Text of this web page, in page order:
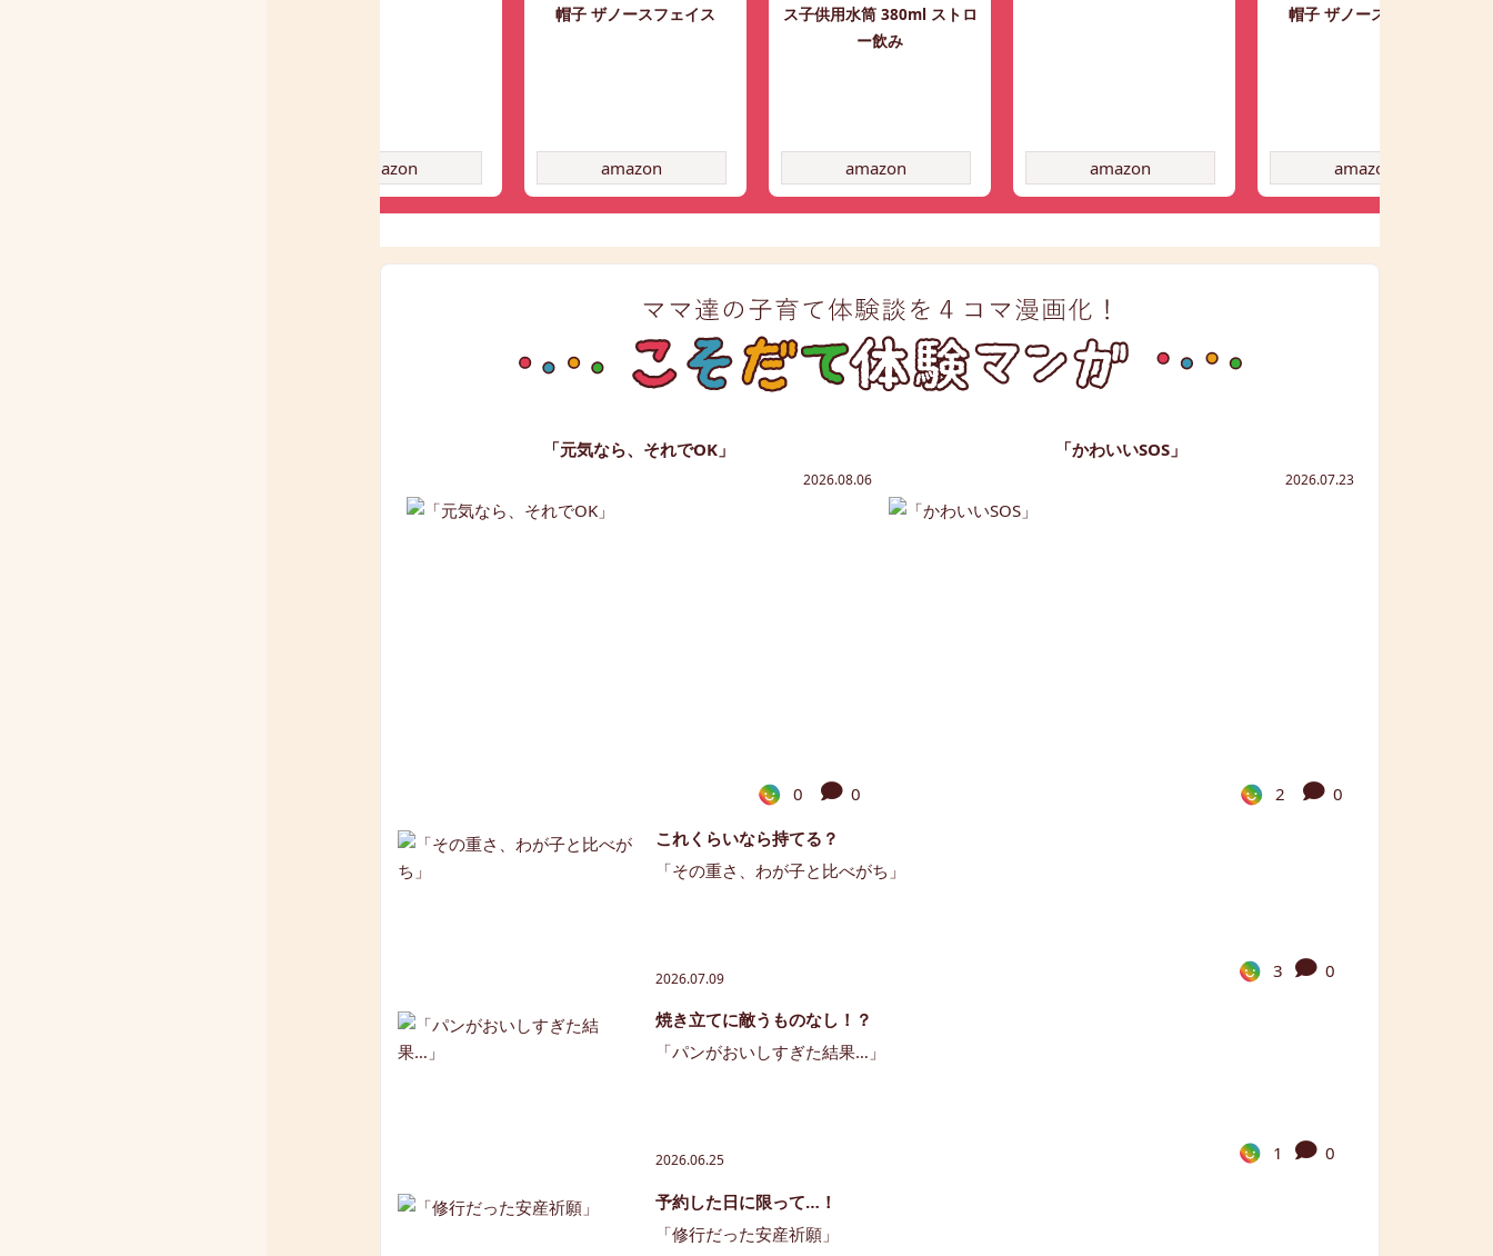
amazon
帽子 ザノースフェイス
amazon
ス子供用水筒 380ml ストロ
ー飲み
amazon amazon
帽子 ザノースフェイス
amazon
「元気なら、それでOK」
2026.08.06
0 0
「かわいいSOS」
2026.07.23
2
0
これくらいなら持てる？
「その重さ、わが子と比べがち」
2026.07.09 3 0
焼き立てに敵うものなし！？
「パンがおいしすぎた結果…」
2026.06.25 1 0
予約した日に限って…！
「修行だった安産祈願」